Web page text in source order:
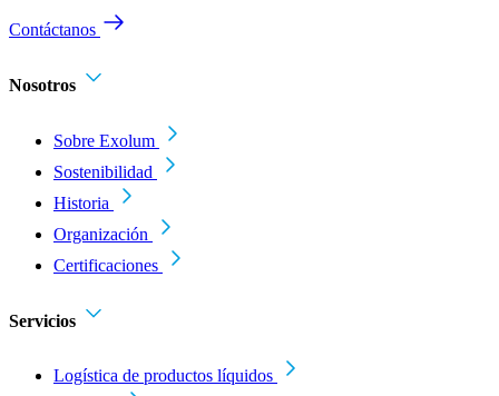
Contáctanos
Nosotros
Sobre Exolum
Sostenibilidad
Historia
Organización
Certificaciones
Servicios
Logística de productos líquidos